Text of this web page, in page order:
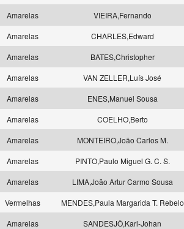
Amarelas VIEIRA,Fernando
Amarelas CHARLES,Edward
Amarelas BATES,Christopher
Amarelas VAN ZELLER,Luís José
Amarelas ENES,Manuel Sousa
Amarelas COELHO,Berto
Amarelas MONTEIRO,João Carlos M.
Amarelas PINTO,Paulo Miguel G. C. S.
Amarelas LIMA,João Artur Carmo Sousa
Vermelhas MENDES,Paula Margarida T. Rebelo
Amarelas SANDESJÖ,Karl-Johan